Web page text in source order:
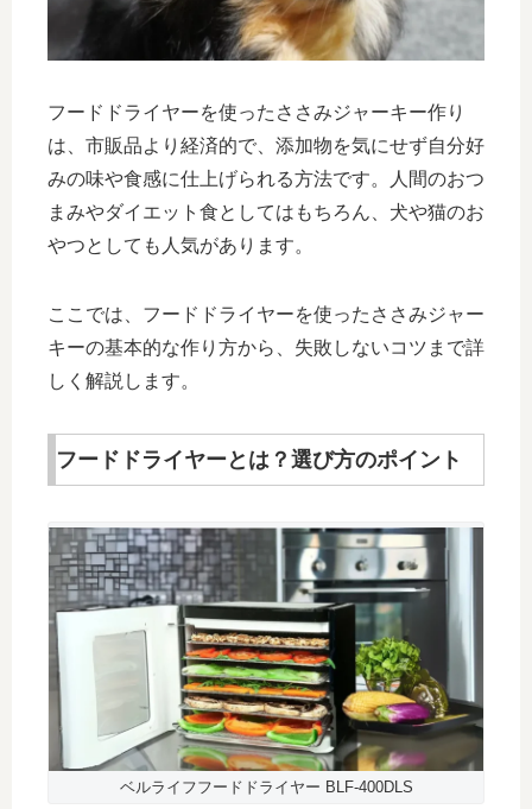
フードドライヤーを使ったささみジャーキー作り
は、市販品より経済的で、添加物を気にせず自分好
みの味や食感に仕上げられる方法です。人間のおつ
まみやダイエット食としてはもちろん、犬や猫のお
やつとしても人気があります。
ここでは、フードドライヤーを使ったささみジャー
キーの基本的な作り方から、失敗しないコツまで詳
しく解説します。
フードドライヤーとは？選び方のポイント
ベルライフフードドライヤー BLF-400DLS